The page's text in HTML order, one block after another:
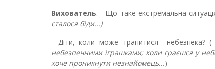
Вихователь. - Що таке екстремальна
сталося біди...)
- Діти, коли може трапитися небезпека? (
небезпечними іграшками; коли граєшся у
хоче проникнути незнайомець...)